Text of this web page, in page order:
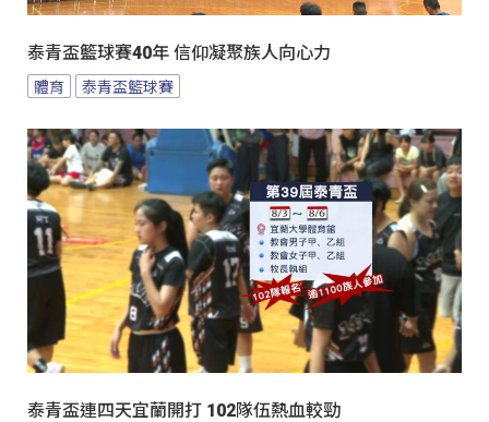
泰青盃籃球賽40年 信仰凝聚族人向心力
體育 泰青盃籃球賽
泰青盃連四天宜蘭開打 102隊伍熱血較勁